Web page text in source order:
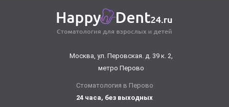
Москва, ул. Перовская. д. 39 к. 2,
метро Перово
Стоматология в Перово
24 часа, без выходных